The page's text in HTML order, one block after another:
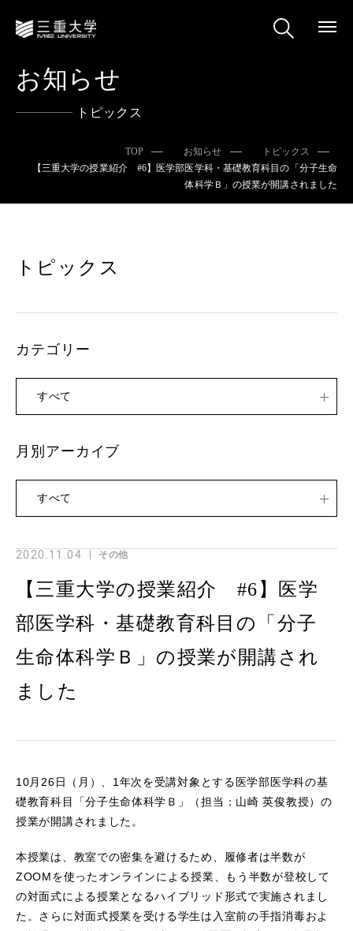
お知らせ
トピックス
TOP お知らせ
トピックス
【三重大学の授業紹介 #6】医学部医学科・基礎教育科目の「分子生命
体科学Ｂ」の授業が開講されました
2020.11.04 その他
【三重大学の授業紹介 #6】医学
部医学科・基礎教育科目の「分子
生命体科学Ｂ」の授業が開講され
ました
10月26日（月）、1年次を受講対象とする医学部医学科の基
礎教育科目「分子生命体科学Ｂ」（担当：山崎 英俊教授）の
授業が開講されました。
本授業は、教室での密集を避けるため、履修者は半数が
ZOOMを使ったオンラインによる授業、もう半数が登校して
の対面式による授業となるハイブリッド形式で実施されまし
た。さらに対面式授業を受ける学生は入室前の手指消毒およ
トピックス
カテゴリー
すべて
月別アーカイブ
すべて